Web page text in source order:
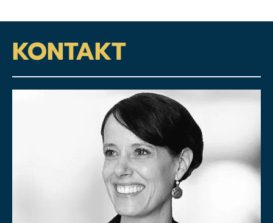
KONTAKT